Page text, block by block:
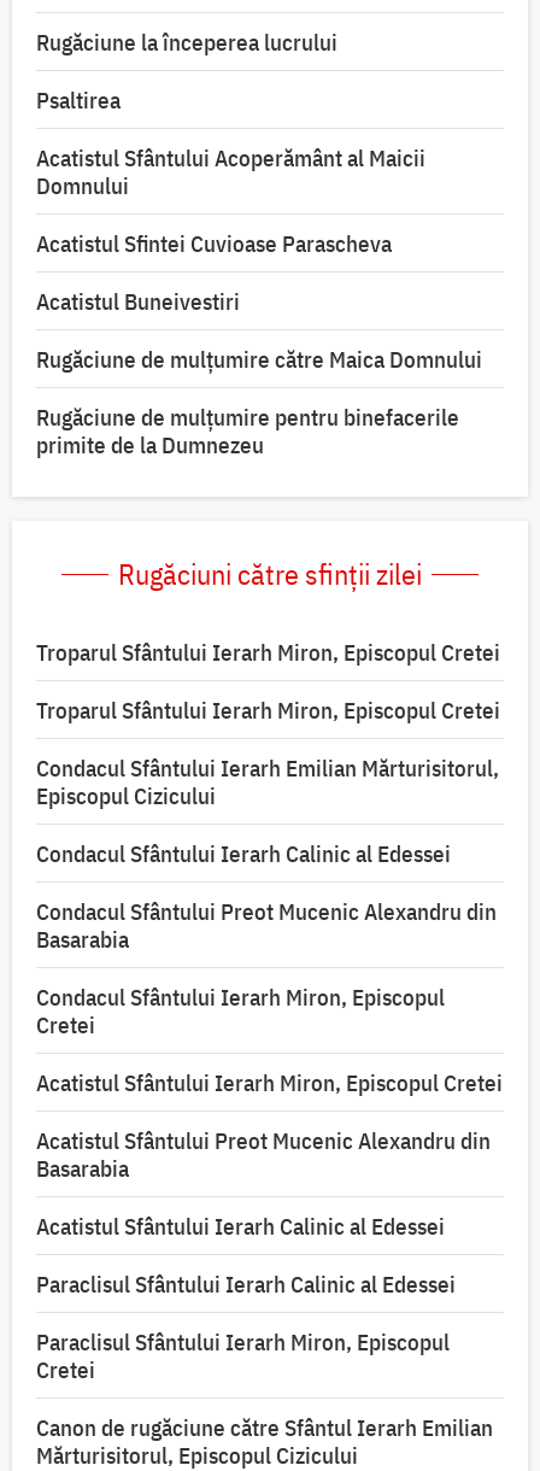
Rugăciune la începerea lucrului
Psaltirea
Acatistul Sfântului Acoperământ al Maicii
Domnului
Acatistul Sfintei Cuvioase Parascheva
Acatistul Buneivestiri
Rugăciune de mulţumire către Maica Domnului
Rugăciune de mulțumire pentru binefacerile
primite de la Dumnezeu
Rugăciuni către sfinții zilei
Troparul Sfântului Ierarh Miron, Episcopul Cretei
Troparul Sfântului Ierarh Miron, Episcopul Cretei
Condacul Sfântului Ierarh Emilian Mărturisitorul,
Episcopul Cizicului
Condacul Sfântului Ierarh Calinic al Edessei
Condacul Sfântului Preot Mucenic Alexandru din
Basarabia
Condacul Sfântului Ierarh Miron, Episcopul
Cretei
Acatistul Sfântului Ierarh Miron, Episcopul Cretei
Acatistul Sfântului Preot Mucenic Alexandru din
Basarabia
Acatistul Sfântului Ierarh Calinic al Edessei
Paraclisul Sfântului Ierarh Calinic al Edessei
Paraclisul Sfântului Ierarh Miron, Episcopul
Cretei
Canon de rugăciune către Sfântul Ierarh Emilian
Mărturisitorul, Episcopul Cizicului